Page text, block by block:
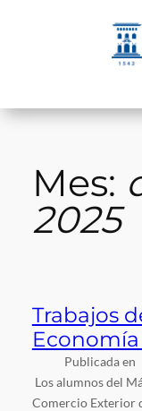
Mes:
2025
Trabajos
Publicada en
Los alumnos del
Comercio Exterior